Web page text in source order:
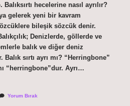
hecelerine nasıl ayrılır?
gelerek yeni bir kavram
bileşik sözcük denir.
Denizlerde, göllerde ve
balık ve diğer deniz
sırtı ayrı mı? “Herringbone”
“herringbone”dur. Ayrı…
Yorum Bırak